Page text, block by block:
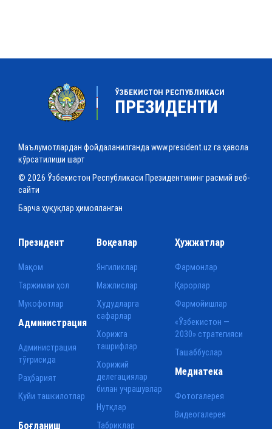
ЎЗБЕКИСТОН РЕСПУБЛИКАСИ
ПРЕЗИДЕНТИ
Маълумотлардан фойдаланилганда www.president.uz га ҳавола
кўрсатилиши шарт
© 2026 Ўзбекистон Республикаси Президентининг расмий веб-
сайти
Барча ҳуқуқлар ҳимояланган
Президент
Мақом
Таржимаи ҳол
Мукофотлар
Воқеалар
Янгиликлар
Мажлислар
Ҳудудларга
сафарлар
Хорижга
ташрифлар
Хорижий
делегациялар
билан учрашувлар
Нутқлар
Табриклар
Ҳужжатлар
Фармонлар
Қарорлар
Фармойишлар
«Ўзбекистон —
2030» стратегияси
Ташаббуслар
Администрация
Администрация
тўғрисида
Раҳбарият
Қуйи ташкилотлар
Медиатека
Фотогалерея
Видеогалерея
Боғланиш